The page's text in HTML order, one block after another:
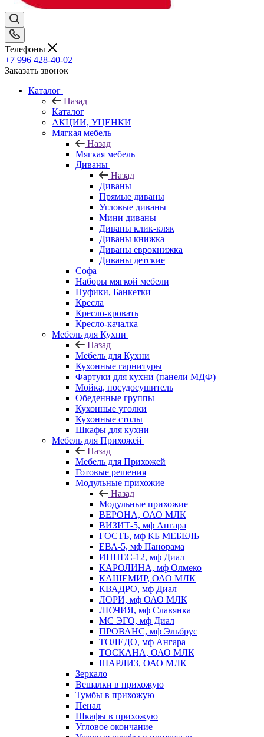
Телефоны
+7 996 428-40-02
Заказать звонок
Каталог
Назад
Каталог
АКЦИИ, УЦЕНКИ
Мягкая мебель
Назад
Мягкая мебель
Диваны
Назад
Диваны
Прямые диваны
Угловые диваны
Мини диваны
Диваны клик-кляк
Диваны книжка
Диваны еврокнижка
Диваны детские
Софа
Наборы мягкой мебели
Пуфики, Банкетки
Кресла
Кресло-кровать
Кресло-качалка
Мебель для Кухни
Назад
Мебель для Кухни
Кухонные гарнитуры
Фартуки для кухни (панели МДФ)
Мойка, посудосушитель
Обеденные группы
Кухонные уголки
Кухонные столы
Шкафы для кухни
Мебель для Прихожей
Назад
Мебель для Прихожей
Готовые решения
Модульные прихожие
Назад
Модульные прихожие
ВЕРОНА, ОАО МЛК
ВИЗИТ-5, мф Ангара
ГОСТЬ, мф КБ МЕБЕЛЬ
ЕВА-5, мф Панорама
ИННЕС-12, мф Диал
КАРОЛИНА, мф Олмеко
КАШЕМИР, ОАО МЛК
КВАДРО, мф Диал
ЛОРИ, мф ОАО МЛК
ЛЮЧИЯ, мф Славянка
МС ЭГО, мф Диал
ПРОВАНС, мф Эльбрус
ТОЛЕДО, мф Ангара
ТОСКАНА, ОАО МЛК
ШАРЛИЗ, ОАО МЛК
Зеркало
Вешалки в прихожую
Тумбы в прихожую
Пенал
Шкафы в прихожую
Угловое окончание